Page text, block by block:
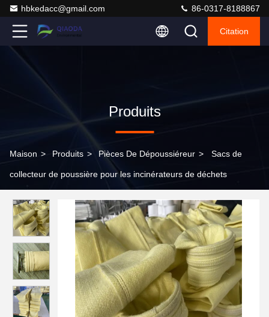
hbkedacc@gmail.com 86-0317-8188867
Citation
Produits
Maison > Produits > Pièces De Dépoussiéreur > Sacs de
collecteur de poussière pour les incinérateurs de déchets